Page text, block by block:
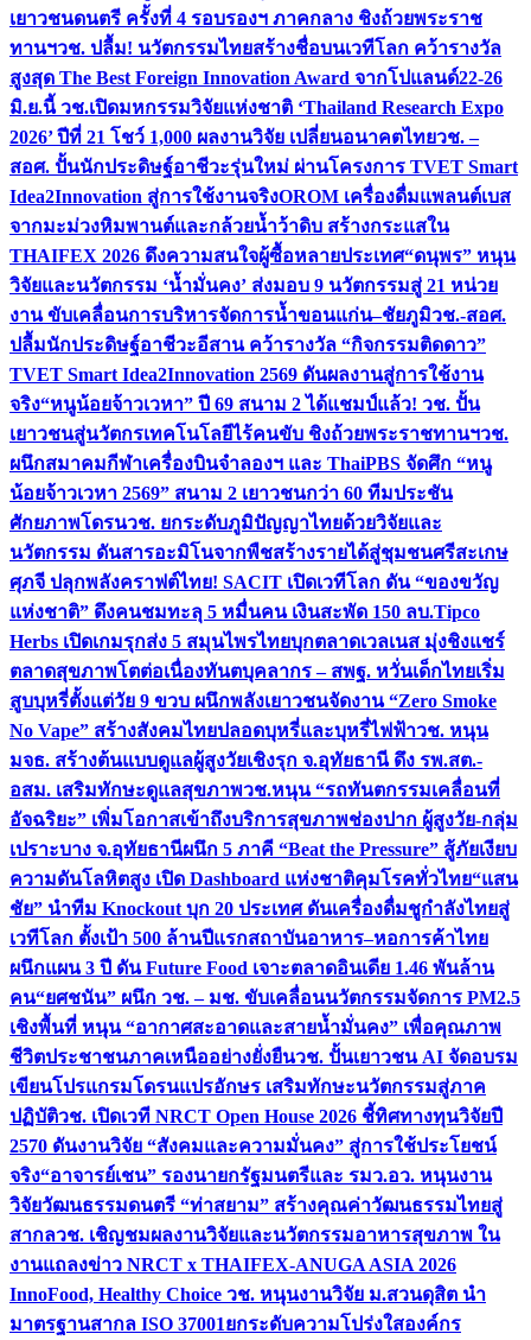
เยาวชนดนตรี ครั้งที่ 4 รอบรองฯ ภาคกลาง ชิงถ้วยพระราช
ทานฯวช. ปลื้ม! นวัตกรรมไทยสร้างชื่อบนเวทีโลก คว้ารางวัล
สูงสุด The Best Foreign Innovation Award จากโปแลนด์22-26
มิ.ย.นี้ วช.เปิดมหกรรมวิจัยแห่งชาติ ‘Thailand Research Expo
2026’ ปีที่ 21 โชว์ 1,000 ผลงานวิจัย เปลี่ยนอนาคตไทยวช. –
สอศ. ปั้นนักประดิษฐ์อาชีวะรุ่นใหม่ ผ่านโครงการ TVET Smart
Idea2Innovation สู่การใช้งานจริงOROM เครื่องดื่มแพลนต์เบส
จากมะม่วงหิมพานต์และกล้วยน้ำว้าดิบ สร้างกระแสใน
THAIFEX 2026 ดึงความสนใจผู้ซื้อหลายประเทศ“ดนุพร” หนุน
วิจัยและนวัตกรรม ‘น้ำมั่นคง’ ส่งมอบ 9 นวัตกรรมสู่ 21 หน่วย
งาน ขับเคลื่อนการบริหารจัดการน้ำขอนแก่น–ชัยภูมิวช.-สอศ.
ปลื้มนักประดิษฐ์อาชีวะอีสาน คว้ารางวัล “กิจกรรมติดดาว”
TVET Smart Idea2Innovation 2569 ดันผลงานสู่การใช้งาน
จริง“หนูน้อยจ้าวเวหา” ปี 69 สนาม 2 ได้แชมป์แล้ว! วช. ปั้น
เยาวชนสู่นวัตกรเทคโนโลยีไร้คนขับ ชิงถ้วยพระราชทานฯวช.
ผนึกสมาคมกีฬาเครื่องบินจำลองฯ และ ThaiPBS จัดศึก “หนู
น้อยจ้าวเวหา 2569” สนาม 2 เยาวชนกว่า 60 ทีมประชัน
ศักยภาพโดรนวช. ยกระดับภูมิปัญญาไทยด้วยวิจัยและ
นวัตกรรม ดันสารอะมิโนจากพืชสร้างรายได้สู่ชุมชนศรีสะเกษ
ศุภจี ปลุกพลังคราฟต์ไทย! SACIT เปิดเวทีโลก ดัน “ของขวัญ
แห่งชาติ” ดึงคนชมทะลุ 5 หมื่นคน เงินสะพัด 150 ลบ.Tipco
Herbs เปิดเกมรุกส่ง 5 สมุนไพรไทยบุกตลาดเวลเนส มุ่งชิงแชร์
ตลาดสุขภาพโตต่อเนื่องทันตบุคลากร – สพฐ. หวั่นเด็กไทยเริ่ม
สูบบุหรี่ตั้งแต่วัย 9 ขวบ ผนึกพลังเยาวชนจัดงาน “Zero Smoke
No Vape” สร้างสังคมไทยปลอดบุหรี่และบุหรี่ไฟฟ้าวช. หนุน
มจธ. สร้างต้นแบบดูแลผู้สูงวัยเชิงรุก จ.อุทัยธานี ดึง รพ.สต.-
อสม. เสริมทักษะดูแลสุขภาพวช.หนุน “รถทันตกรรมเคลื่อนที่
อัจฉริยะ” เพิ่มโอกาสเข้าถึงบริการสุขภาพช่องปาก ผู้สูงวัย-กลุ่ม
เปราะบาง จ.อุทัยธานีผนึก 5 ภาคี “Beat the Pressure” สู้ภัยเงียบ
ความดันโลหิตสูง เปิด Dashboard แห่งชาติคุมโรคทั่วไทย“แสน
ชัย” นำทีม Knockout บุก 20 ประเทศ ดันเครื่องดื่มชูกำลังไทยสู่
เวทีโลก ตั้งเป้า 500 ล้านปีแรกสถาบันอาหาร–หอการค้าไทย
ผนึกแผน 3 ปี ดัน Future Food เจาะตลาดอินเดีย 1.46 พันล้าน
คน“ยศชนัน” ผนึก วช. – มช. ขับเคลื่อนนวัตกรรมจัดการ PM2.5
เชิงพื้นที่ หนุน “อากาศสะอาดและสายน้ำมั่นคง” เพื่อคุณภาพ
ชีวิตประชาชนภาคเหนืออย่างยั่งยืนวช. ปั้นเยาวชน AI จัดอบรม
เขียนโปรแกรมโดรนแปรอักษร เสริมทักษะนวัตกรรมสู่ภาค
ปฏิบัติวช. เปิดเวที NRCT Open House 2026 ชี้ทิศทางทุนวิจัยปี
2570 ดันงานวิจัย “สังคมและความมั่นคง” สู่การใช้ประโยชน์
จริง“อาจารย์เชน” รองนายกรัฐมนตรีและ รมว.อว. หนุนงาน
วิจัยวัฒนธรรมดนตรี “ท่าสยาม” สร้างคุณค่าวัฒนธรรมไทยสู่
สากลวช. เชิญชมผลงานวิจัยและนวัตกรรมอาหารสุขภาพ ใน
งานแถลงข่าว NRCT x THAIFEX-ANUGA ASIA 2026
InnoFood, Healthy Choice วช. หนุนงานวิจัย ม.สวนดุสิต นำ
มาตรฐานสากล ISO 37001ยกระดับความโปร่งใสองค์กร